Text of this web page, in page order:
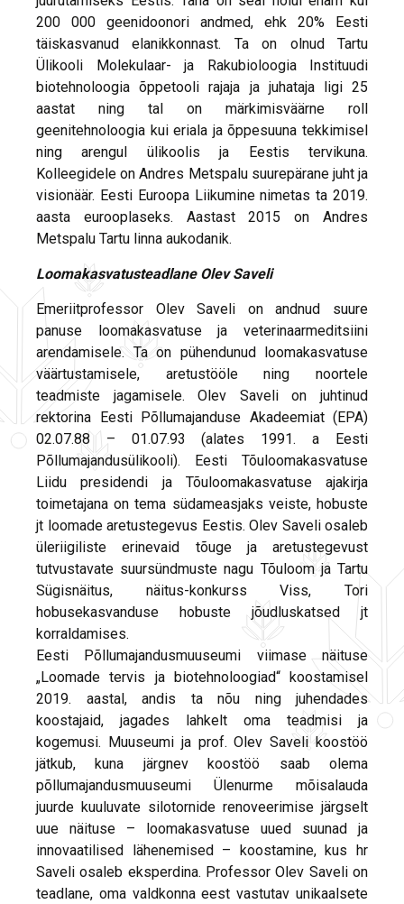
200 000 geenidoonori andmed, ehk 20% Eesti
täiskasvanud elanikkonnast. Ta on olnud Tartu
Ülikooli Molekulaar- ja Rakubioloogia Instituudi
biotehnoloogia õppetooli rajaja ja juhataja ligi 25
aastat ning tal on märkimisväärne roll
geenitehnoloogia kui eriala ja õppesuuna tekkimisel
ning arengul ülikoolis ja Eestis tervikuna.
Kolleegidele on Andres Metspalu suurepärane juht ja
visionäär. Eesti Euroopa Liikumine nimetas ta 2019.
aasta eurooplaseks. Aastast 2015 on Andres
Metspalu Tartu linna aukodanik.
Loomakasvatusteadlane Olev Saveli
Emeriitprofessor Olev Saveli on andnud suure
panuse loomakasvatuse ja veterinaarmeditsiini
arendamisele. Ta on pühendunud loomakasvatuse
väärtustamisele, aretustööle ning noortele
teadmiste jagamisele. Olev Saveli on juhtinud
rektorina Eesti Põllumajanduse Akadeemiat (EPA)
02.07.88 – 01.07.93 (alates 1991. a Eesti
Põllumajandusülikooli). Eesti Tõuloomakasvatuse
Liidu presidendi ja Tõuloomakasvatuse ajakirja
toimetajana on tema südameasjaks veiste, hobuste
jt loomade aretustegevus Eestis. Olev Saveli osaleb
üleriigiliste erinevaid tõuge ja aretustegevust
tutvustavate suursündmuste nagu Tõuloom ja Tartu
Sügisnäitus, näitus-konkurss Viss, Tori
hobusekasvanduse hobuste jõudluskatsed jt
korraldamises.
Eesti Põllumajandusmuuseumi viimase näituse
„Loomade tervis ja biotehnoloogiad“ koostamisel
2019. aastal, andis ta nõu ning juhendades
koostajaid, jagades lahkelt oma teadmisi ja
kogemusi. Muuseumi ja prof. Olev Saveli koostöö
jätkub, kuna järgnev koostöö saab olema
põllumajandusmuuseumi Ülenurme mõisalauda
juurde kuuluvate silotornide renoveerimise järgselt
uue näituse – loomakasvatuse uued suunad ja
innovaatilised lähenemised – koostamine, kus hr
Saveli osaleb eksperdina. Professor Olev Saveli on
teadlane, oma valdkonna eest vastutav unikaalsete